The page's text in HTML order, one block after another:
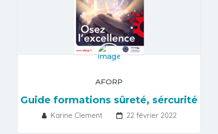
AFORP
Guide formations sûreté, sércurité
Karine Clement 22 février 2022